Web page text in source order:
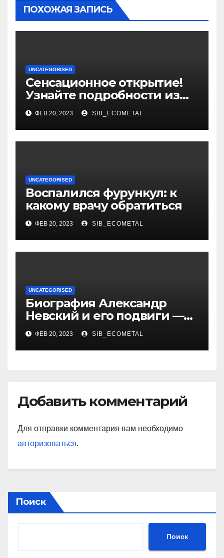
ПОХОЖАЯ ЗАПИСЬ
UNCATEGORISED
Сенсационное открытие!
Узнайте подробности из
биографии и уникальные
достижения выдающегося
политолога Сосновского
Александра
ФЕВ 20, 2023 SIB_ECOMETAL
UNCATEGORISED
Воспалился фурункул: к
какому врачу обратиться
ФЕВ 20, 2023 SIB_ECOMETAL
UNCATEGORISED
Биография Александр
Невский и его подвиги —
история жизни великого
князя, защитника Руси
ФЕВ 20, 2023 SIB_ECOMETAL
Добавить комментарий
Для отправки комментария вам необходимо
авторизоваться.
Поиск
Поиск